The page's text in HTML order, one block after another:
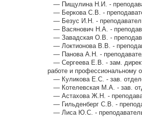
— Пищулина Н.И. -
— Беркова С.В. -
— Безус И.Н. -
— Васянович Н.А. -
— Завадская О.В. -
— Локтионова В.В. -
— Панова А.Н. -
— Сергеева Е.В. - зам.
работе и профессиональному
— Куликова Е.С. - зав.
— Котелевская М.А. - зав.
— Астахова Ж.Н. -
— Гильденберг С.В. -
— Лиса Ю.С. -